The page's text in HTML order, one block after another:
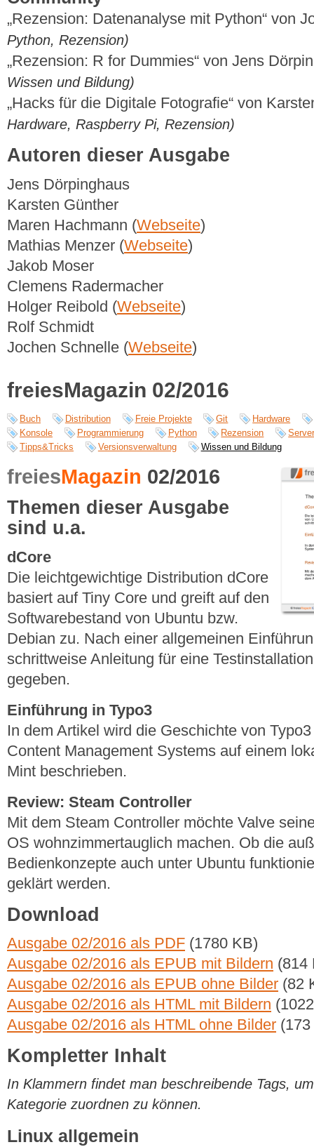
„Rezension: Datenanalyse mit Python“ von
Python, Rezension)
„Rezension: R for Dummies“ von Jens
Wissen und Bildung)
„Hacks für die Digitale Fotografie“ von
Hardware, Raspberry Pi, Rezension)
Autoren dieser Ausgabe
Jens Dörpinghaus
Karsten Günther
Maren Hachmann (Webseite)
Mathias Menzer (Webseite)
Jakob Moser
Clemens Radermacher
Holger Reibold (Webseite)
Rolf Schmidt
Jochen Schnelle (Webseite)
freiesMagazin 02/2016
Buch Distribution Freie Projekte Git
Hardware
Konsole
Programmierung Python Rezension
Tipps&Tricks
Versionsverwaltung Wissen und Bildung
freiesMagazin 02/2016
Themen dieser Ausgabe
sind u.a.
dCore
Die leichtgewichtige Distribution dCore
basiert auf Tiny Core und greift auf den
Softwarebestand von Ubuntu bzw.
Debian zu. Nach einer allgemeinen
schrittweise Anleitung für eine
gegeben.
Einführung in Typo3
In dem Artikel wird die Geschichte von
Content Management Systems auf einem
Mint beschrieben.
Review: Steam Controller
Mit dem Steam Controller möchte Valve
OS wohnzimmertauglich machen. Ob die
Bedienkonzepte auch unter Ubuntu
geklärt werden.
Download
Ausgabe 02/2016 als PDF (1780 KB)
Ausgabe 02/2016 als EPUB mit Bildern (814
Ausgabe 02/2016 als EPUB ohne Bilder (82
Ausgabe 02/2016 als HTML mit Bildern
Ausgabe 02/2016 als HTML ohne Bilder
Kompletter Inhalt
In Klammern findet man beschreibende Tags,
Kategorie zuordnen zu können.
Linux allgemein